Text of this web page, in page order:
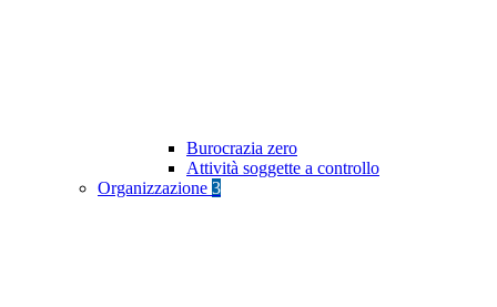
Burocrazia zero
Attività soggette a controllo
Organizzazione 3